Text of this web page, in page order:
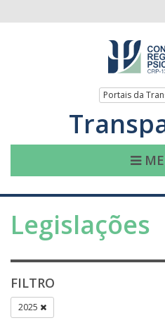
Portais da
Legislações
FILTRO
2025